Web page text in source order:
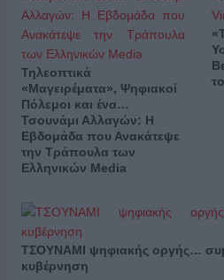
Τηλεοπτικά
«Μαγειρέματα», Ψηφιακοί
Πόλεμοι και ένα…
Τσουνάμι Αλλαγών: Η
Εβδομάδα που Ανακάτεψε
την Τράπουλα των
Ελληνικών Media
ΤΣΟΥΝΑΜΙ ψηφιακής οργής…
κυβέρνηση